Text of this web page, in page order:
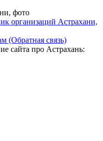
организаций Астрахани,
(Обратная связь)
сайта про Астрахань: